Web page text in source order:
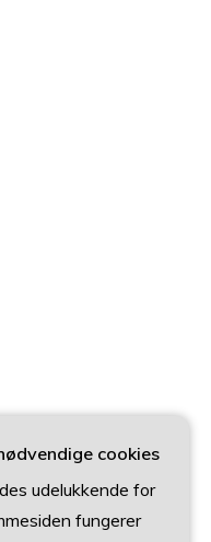
cookies
udelukkende for
fungerer